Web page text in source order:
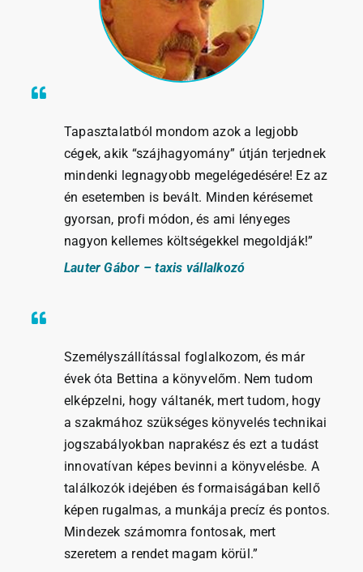
Tapasztalatból mondom azok a legjobb
cégek, akik “szájhagyomány” útján terjednek
mindenki legnagyobb megelégedésére! Ez az
én esetemben is bevált. Minden kérésemet
gyorsan, profi módon, és ami lényeges
nagyon kellemes költségekkel megoldják!”
Lauter Gábor – taxis vállalkozó
Személyszállítással foglalkozom, és már
évek óta Bettina a könyvelőm. Nem tudom
elképzelni, hogy váltanék, mert tudom, hogy
a szakmához szükséges könyvelés technikai
jogszabályokban naprakész és ezt a tudást
innovatívan képes bevinni a könyvelésbe. A
találkozók idejében és formaiságában kellő
képen rugalmas, a munkája precíz és pontos.
Mindezek számomra fontosak, mert
szeretem a rendet magam körül.”